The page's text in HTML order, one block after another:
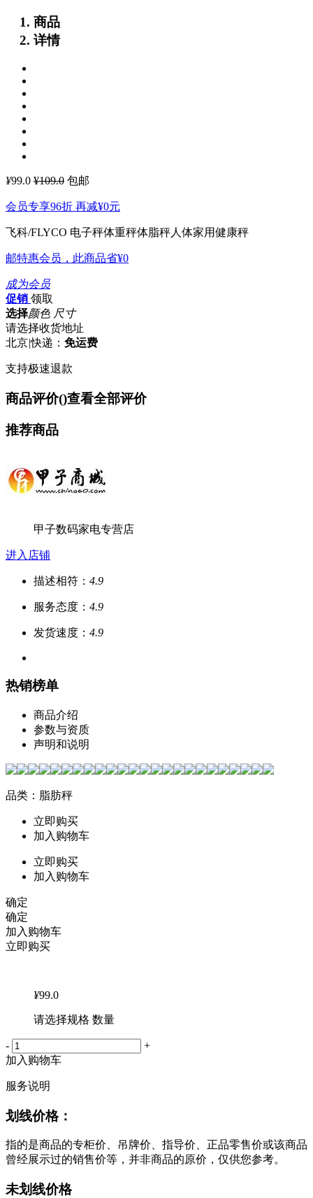
商品
详情
¥99.0 ¥109.0 包邮
会员专享96折 再减¥0元
飞科/FLYCO 电子秤体重秤体脂秤人体家用健康秤
邮特惠会员，此商品省¥0
成为会员
促销 领取
选择颜色 尺寸
请选择收货地址
北京|快递： 免运费
支持极速退款
商品评价()查看全部评价
推荐商品
甲子数码家电专营店
进入店铺
描述相符： 4.9
服务态度： 4.9
发货速度： 4.9
热销榜单
商品介绍
参数与资质
声明和说明
品类：脂肪秤
立即购买
加入购物车
立即购买
加入购物车
确定
确定
加入购物车
立即购买
¥99.0
请选择规格 数量
-
+
加入购物车
服务说明
划线价格：
指的是商品的专柜价、吊牌价、指导价、正品零售价或该商品
曾经展示过的销售价等，并非商品的原价，仅供您参考。
未划线价格